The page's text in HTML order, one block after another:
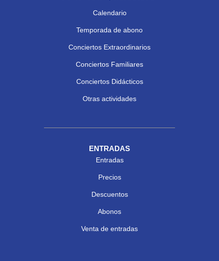
Calendario
Temporada de abono
Conciertos Extraordinarios
Conciertos Familiares
Conciertos Didácticos
Otras actividades
ENTRADAS
Entradas
Precios
Descuentos
Abonos
Venta de entradas